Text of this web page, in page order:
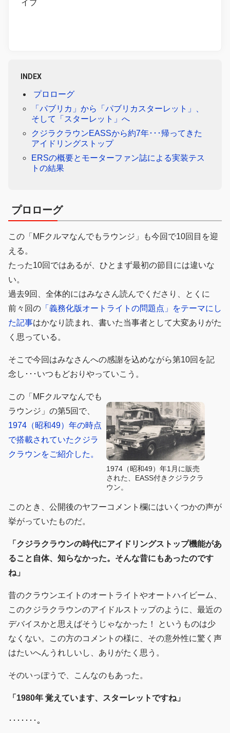
イブ
INDEX
プロローグ
「パブリカ」から「パブリカスターレット」、
そして「スターレット」へ
クジラクラウンEASSから約7年･･･帰ってきた
アイドリングストップ
ERSの概要とモーターファン誌による実装テス
トの結果
プロローグ
この「MFクルマなんでもラウンジ」も今回で10回目を迎
える。
たった10回ではあるが、ひとまず最初の節目には違いな
い。
過去9回、全体的にはみなさん読んでくださり、とくに
前々回の 「義務化版オートライトの問題点」をテーマにし
た記事はかなり読まれ、書いた当事者として大変ありがた
く思っている。
そこで今回はみなさんへの感謝を込めながら第10回を記
念し･･･いつもどおりやっていこう。
この「MFクルマなんでも
ラウンジ」の第5回で、
1974（昭和49）年の時点
で搭載されていたクジラ
クラウンをご紹介した。
1974（昭和49）年1月に販売
された、EASS付きクジラクラ
ウン。
このとき、公開後のヤフーコメント欄にはいくつかの声が
挙がっていたものだ。
「クジラクラウンの時代にアイドリングストップ機能があ
ること自体、知らなかった。そんな昔にもあったのです
ね」
昔のクラウンエイトのオートライトやオートハイビーム、
このクジラクラウンのアイドルストップのように、最近の
デバイスかと思えばそうじゃなかった！ というものは少
なくない。この方のコメントの様に、その意外性に驚く声
はたいへんうれしいし、ありがたく思う。
そのいっぽうで、こんなのもあった。
「1980年 覚えています、スターレットですね」
･･･････。